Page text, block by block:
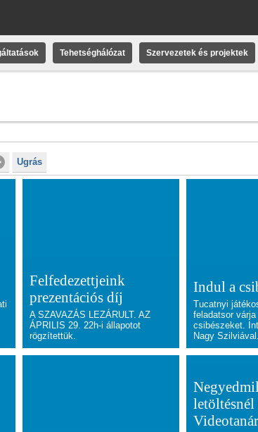
Tehetséghálózat Szervezetek és projektek
Ugrás
Felfedezettjeink
prezentációs díj
A SZAVAZÁS LEZÁRULT. AZ
ÁPRILIS 29. 22h-i állapotot
rögzítettük.
Indul a
Tucatnyi
feladatsor várja
csibészeket.
Nagy Szilviával.
letöltésnél
Videotanár